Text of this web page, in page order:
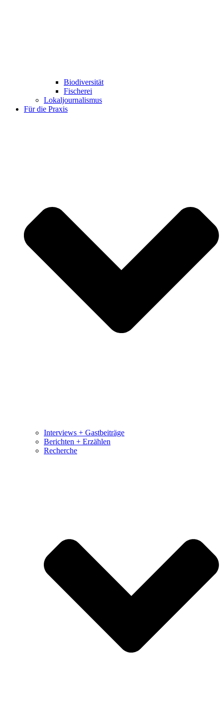
Biodiversität
Fischerei
Lokaljournalismus
Für die Praxis
Interviews + Gastbeiträge
Berichten + Erzählen
Recherche